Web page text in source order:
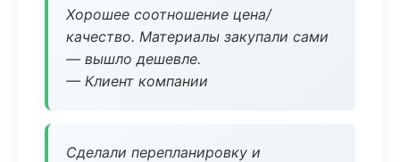
Хорошее соотношение цена/
качество. Материалы закупали сами
— вышло дешевле.
— Клиент компании
Сделали перепланировку и